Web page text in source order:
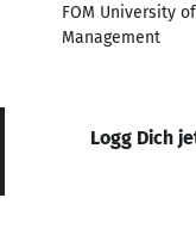
FOM University
Management
Logg Dich